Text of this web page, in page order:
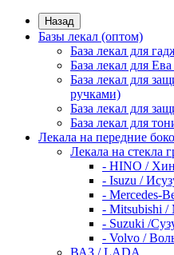
Назад
Базы лекал (оптом)
База лекал для
База лекал для
База лекал для
ручками)
База лекал для
База лекал для
Лекала на передние
Лекала на стекла
- HINO /
- Isuzu /
- Mercedes-
- Mitsubishi
- Suzuki /
- Volvo /
ВАЗ / LADA